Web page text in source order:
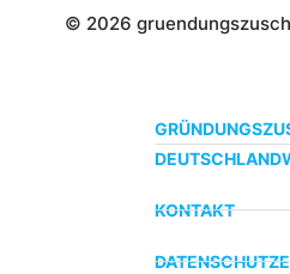
© 2026
KONTAKT